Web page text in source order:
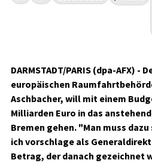
DARMSTADT/PARIS (dpa-AFX) -
europäischen
Aschbacher, will mit einem
Milliarden Euro in das
Bremen gehen. "Man muss
ich vorschlage als
Betrag, der danach gezeichnet